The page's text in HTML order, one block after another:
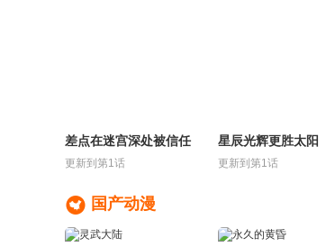
差点在迷宫深处被信任
的伙伴杀掉
更新到第1话
星辰光辉更胜太阳
更新到第1话
 国产动漫